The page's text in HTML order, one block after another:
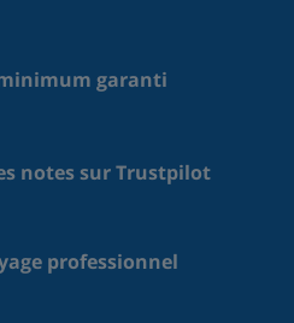
garanti
notes sur Trustpilot
professionnel